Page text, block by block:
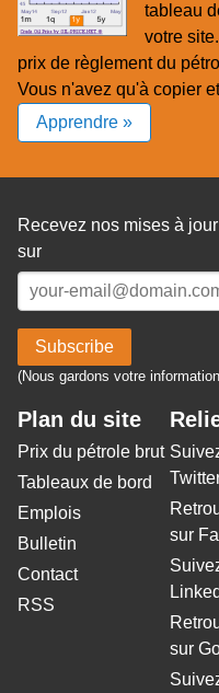
tableau
votre
prix de règlement du
Vous n'avez qu'à copier
Apprendre »
Recevez nos mises à
sur
Subscribe
(Nous gardons votre
Plan du site
Prix ​​du pétrole brut
Tableaux de bord
Emplois
Bulletin
Contact
RSS
sur
sur